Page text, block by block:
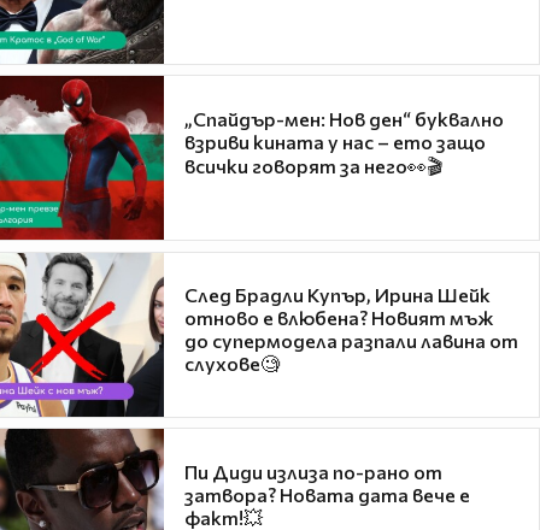
„Спайдър-мен: Нов ден“ буквално
взриви кината у нас – ето защо
всички говорят за него👀🎬
След Брадли Купър, Ирина Шейк
отново е влюбена? Новият мъж
до супермодела разпали лавина от
слухове🧐
Пи Диди излиза по-рано от
затвора? Новата дата вече е
факт!💥